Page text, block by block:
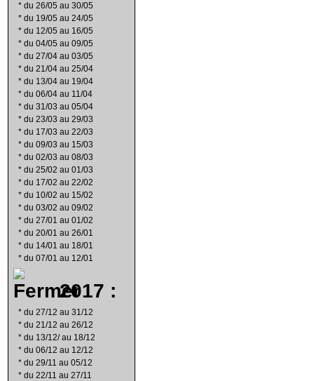
* du 26/05 au 30/05
* du 19/05 au 24/05
* du 12/05 au 16/05
* du 04/05 au 09/05
* du 27/04 au 03/05
* du 21/04 au 25/04
* du 13/04 au 19/04
* du 06/04 au 11/04
* du 31/03 au 05/04
* du 23/03 au 29/03
* du 17/03 au 22/03
* du 09/03 au 15/03
* du 02/03 au 08/03
* du 25/02 au 01/03
* du 17/02 au 22/02
* du 10/02 au 15/02
* du 03/02 au 09/02
* du 27/01 au 01/02
* du 20/01 au 26/01
* du 14/01 au 18/01
* du 07/01 au 12/01
2017 :
* du 27/12 au 31/12
* du 21/12 au 26/12
* du 13/12/ au 18/12
* du 06/12 au 12/12
* du 29/11 au 05/12
* du 22/11 au 27/11